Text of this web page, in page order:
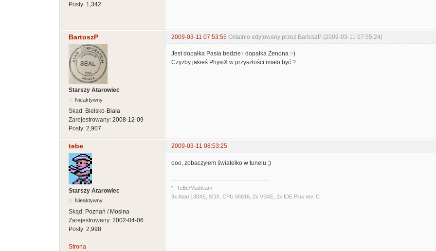
Posty: 1,342
BartoszP 2009-03-11 07:53:55 Ostatnio edytowany przez BartoszP (2009-03-11 07:55:24)
Starszy Atarowiec
Nieaktywny
Skąd: Bielsko-Biała
Zarejestrowany: 2008-12-09
Posty: 2,907
Jest dopałka Pasia bedzie i dopałka Zenona :-)
Czyżby jakieś PhysiX w przyszłości miało być ?
tebe 2009-03-11 08:53:25
Starszy Atarowiec
Nieaktywny
Skąd: Poznań / Mosina
Zarejestrowany: 2002-04-06
Posty: 2,998
ooo, zobaczyłem światełko w tunelu :)
*- TeBe/Madteam
3x Atari 130XE, SDX, CPU 65816, 2x VBXE, 2x IDE Plus rev. C
Strona